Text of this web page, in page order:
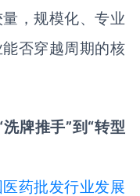
，规模化、专业
否穿越周期的核
洗牌推手”到 “转型
药批发行业发展